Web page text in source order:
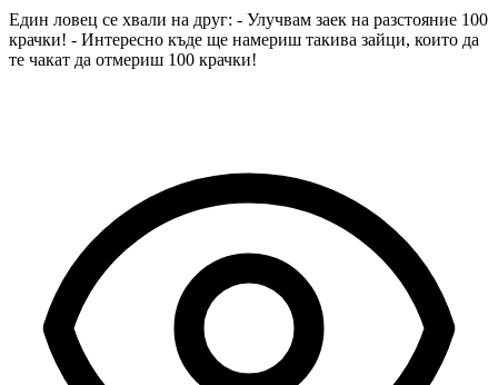
Един ловец се хвали на друг: - Улучвам заек на разстояние 100
крачки! - Интересно къде ще намериш такива зайци, които да
те чакат да отмериш 100 крачки!